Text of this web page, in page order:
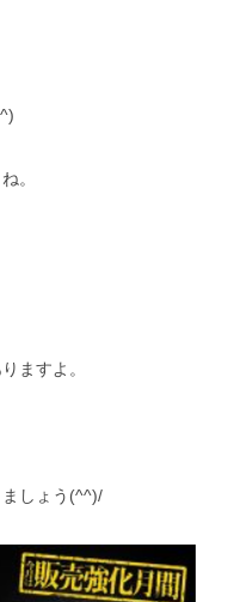
。
ますよ。
しょう(^^)/